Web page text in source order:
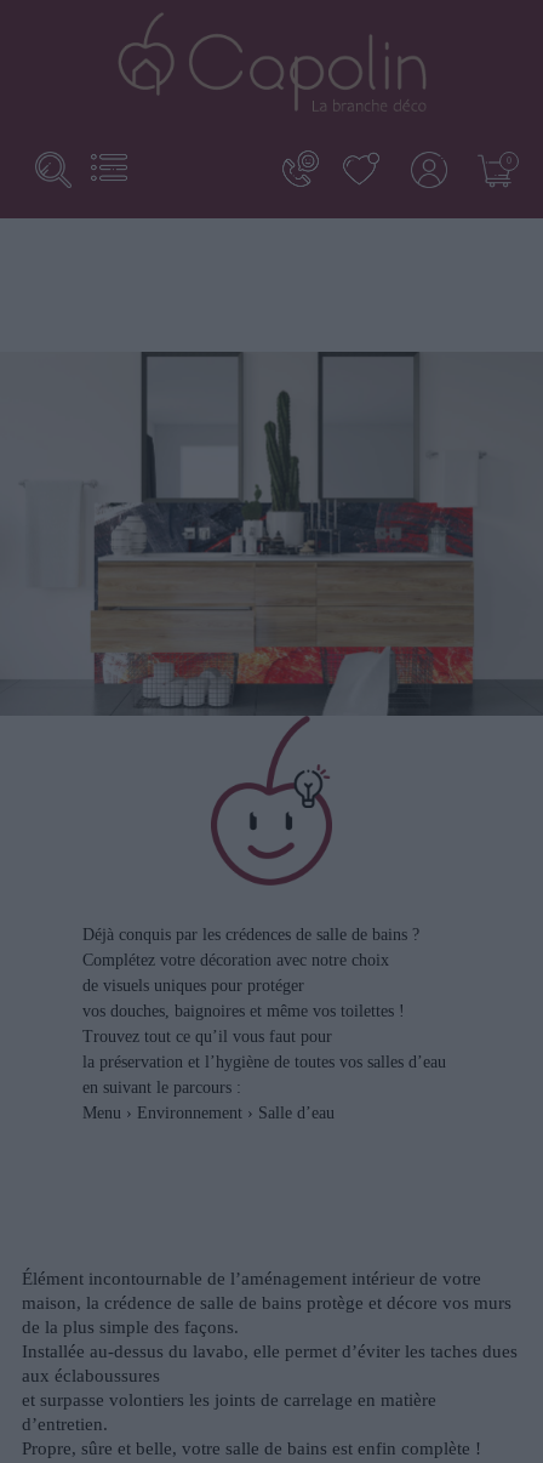
Search
here...
Basculer
la
0
Déjà conquis par les crédences de salle de bains ?
Complétez votre décoration avec notre choix
de visuels uniques pour protéger
vos douches, baignoires et même vos toilettes !
Trouvez tout ce qu’il vous faut pour
la préservation et l’hygiène de toutes vos salles d’eau
en suivant le parcours :
Menu › Environnement › Salle d’eau
Élément incontournable de l’aménagement intérieur de votre
maison, la crédence de salle de bains protège et décore vos murs
de la plus simple des façons.
Installée au-dessus du lavabo, elle permet d’éviter les taches dues
aux éclaboussures
et surpasse volontiers les joints de carrelage en matière
d’entretien.
Propre, sûre et belle, votre salle de bains est enfin complète !